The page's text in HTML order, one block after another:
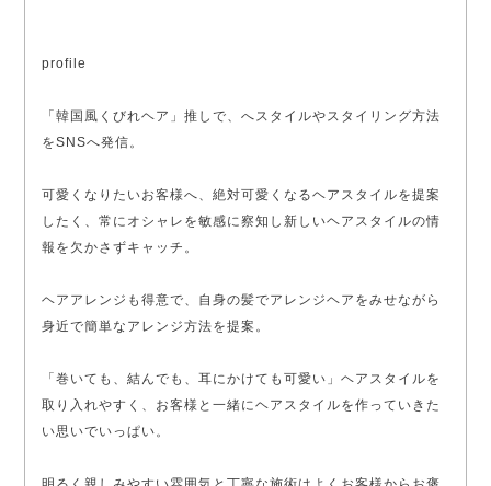
profile
「韓国風くびれヘア」推しで、へスタイルやスタイリング方法
をSNSへ発信。
可愛くなりたいお客様へ、絶対可愛くなるヘアスタイルを提案
したく、常にオシャレを敏感に察知し新しいヘアスタイルの情
報を欠かさずキャッチ。
ヘアアレンジも得意で、自身の髪でアレンジヘアをみせながら
身近で簡単なアレンジ方法を提案。
「巻いても、結んでも、耳にかけても可愛い」ヘアスタイルを
取り入れやすく、お客様と一緒にヘアスタイルを作っていきた
い思いでいっぱい。